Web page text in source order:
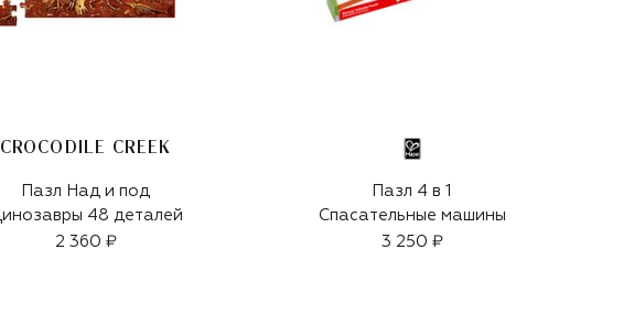
CROCODILE CREEK
Пазл Над и под
48 деталей
2 360 ₽
Пазл 4 в 1
Спасательные машины
3 250 ₽